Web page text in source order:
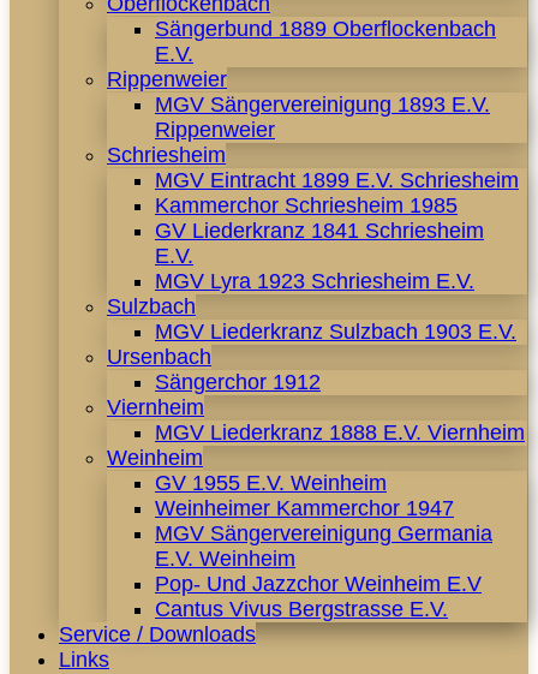
Sängerbund 1889 Oberflockenbach
E.V.
Rippenweier
MGV Sängervereinigung 1893 E.V.
Rippenweier
Schriesheim
MGV Eintracht 1899 E.V. Schriesheim
Kammerchor Schriesheim 1985
GV Liederkranz 1841 Schriesheim
E.V.
MGV Lyra 1923 Schriesheim E.V.
Sulzbach
MGV Liederkranz Sulzbach 1903 E.V.
Ursenbach
Sängerchor 1912
Viernheim
MGV Liederkranz 1888 E.V. Viernheim
Weinheim
GV 1955 E.V. Weinheim
Weinheimer Kammerchor 1947
MGV Sängervereinigung Germania
E.V. Weinheim
Pop- Und Jazzchor Weinheim E.V
Cantus Vivus Bergstrasse E.V.
Service / Downloads
Links